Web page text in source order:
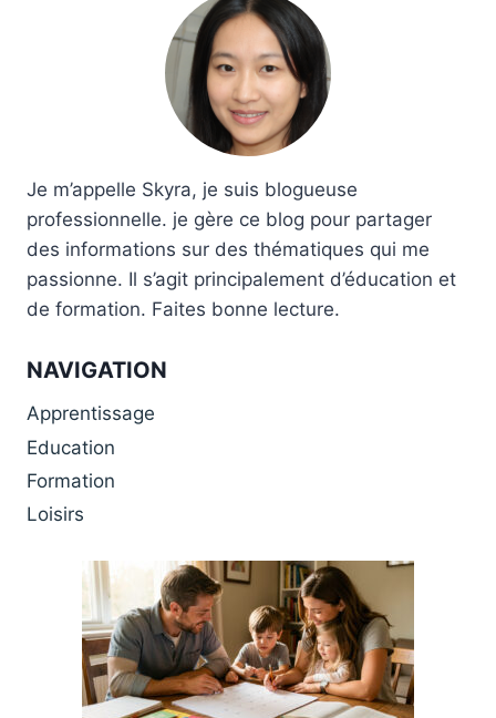
Je m’appelle Skyra, je suis blogueuse
professionnelle. je gère ce blog pour partager
des informations sur des thématiques qui me
passionne. Il s’agit principalement d’éducation et
de formation. Faites bonne lecture.
NAVIGATION
Apprentissage
Education
Formation
Loisirs